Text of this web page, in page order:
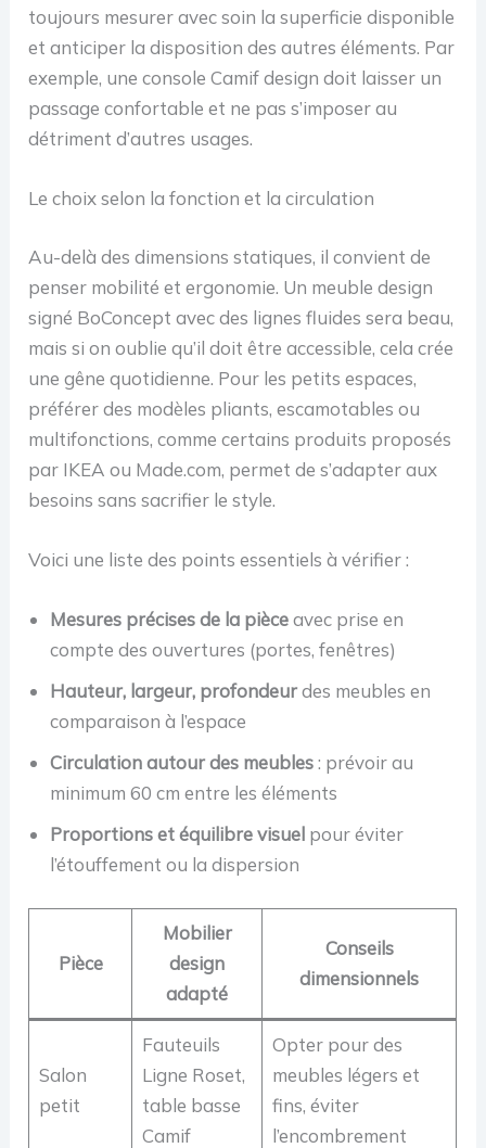
toujours mesurer avec soin la superficie disponible
et anticiper la disposition des autres éléments. Par
exemple, une console Camif design doit laisser un
passage confortable et ne pas s’imposer au
détriment d’autres usages.
Le choix selon la fonction et la circulation
Au-delà des dimensions statiques, il convient de
penser mobilité et ergonomie. Un meuble design
signé BoConcept avec des lignes fluides sera beau,
mais si on oublie qu’il doit être accessible, cela crée
une gêne quotidienne. Pour les petits espaces,
préférer des modèles pliants, escamotables ou
multifonctions, comme certains produits proposés
par IKEA ou Made.com, permet de s’adapter aux
besoins sans sacrifier le style.
Voici une liste des points essentiels à vérifier :
Mesures précises de la pièceavec prise en
compte des ouvertures (portes, fenêtres)
Hauteur, largeur, profondeurdes meubles en
comparaison à l’espace
Circulation autour des meubles: prévoir au
minimum 60 cm entre les éléments
Proportions et équilibre visuel pour éviter
l’étouffement ou la dispersion
Pièce
Mobilier
design
adapté
Conseils
dimensionnels
Salon
petit
Fauteuils
Ligne Roset,
table basse
Camif
Opter pour des
meubles légers et
fins, éviter
l’encombrement